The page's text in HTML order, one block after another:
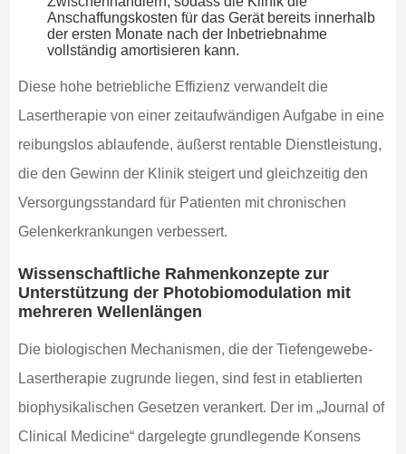
Anschaffungskosten für das Gerät bereits innerhalb
der ersten Monate nach der Inbetriebnahme
vollständig amortisieren kann.
Diese hohe betriebliche Effizienz verwandelt die
Lasertherapie von einer zeitaufwändigen Aufgabe in eine
reibungslos ablaufende, äußerst rentable Dienstleistung,
die den Gewinn der Klinik steigert und gleichzeitig den
Versorgungsstandard für Patienten mit chronischen
Gelenkerkrankungen verbessert.
Wissenschaftliche Rahmenkonzepte zur
Unterstützung der Photobiomodulation mit
mehreren Wellenlängen
Die biologischen Mechanismen, die der Tiefengewebe-
Lasertherapie zugrunde liegen, sind fest in etablierten
biophysikalischen Gesetzen verankert. Der im „Journal of
Clinical Medicine“ dargelegte grundlegende Konsens